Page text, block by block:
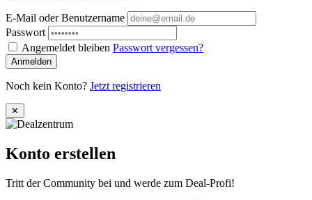
E-Mail oder Benutzername
Passwort
Angemeldet bleiben Passwort vergessen?
Anmelden
Noch kein Konto? Jetzt registrieren
✕
Konto erstellen
Tritt der Community bei und werde zum Deal-Profi!